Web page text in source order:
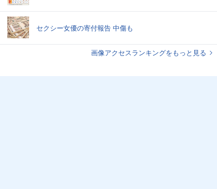
セクシー女優の寄付報告 中傷も
画像アクセスランキングをもっと見る